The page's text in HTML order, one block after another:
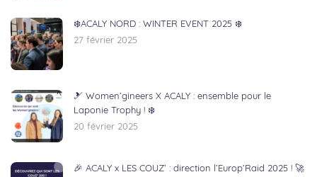
❄️ACALY NORD : WINTER EVENT 2025 ❄️
27 février 2025
🎿 Women’gineers X ACALY : ensemble pour le
Laponie Trophy ! ❄️
20 février 2025
🎉 ACALY x LES COUZ’ : direction l’Europ’Raid 2025 ! 🚀